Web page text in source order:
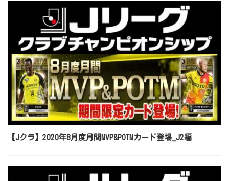
【Jクラ】2020年8月度月間MVP&POTMカード登場_J2編